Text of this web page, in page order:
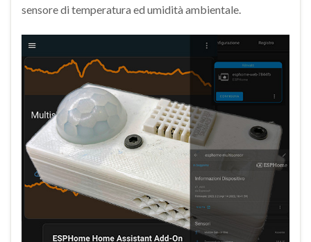
sensore di temperatura ed umidità ambientale.